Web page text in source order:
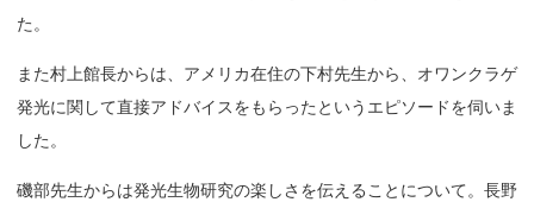
た。
また村上館長からは、アメリカ在住の下村先生から、オワンクラゲ
発光に関して直接アドバイスをもらったというエピソードを伺いま
した。
磯部先生からは発光生物研究の楽しさを伝えることについて。長野